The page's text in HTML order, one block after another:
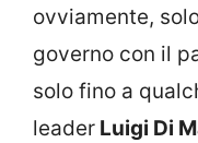
ovviamente,
governo con il
solo fino a
leader Luigi Di